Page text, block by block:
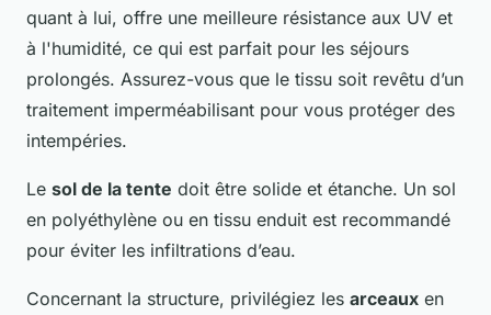
quant à lui, offre une meilleure résistance aux UV et
à l'humidité, ce qui est parfait pour les séjours
prolongés. Assurez-vous que le tissu soit revêtu d’un
traitement imperméabilisant pour vous protéger des
intempéries.
Le sol de la tente doit être solide et étanche. Un sol
en polyéthylène ou en tissu enduit est recommandé
pour éviter les infiltrations d’eau.
Concernant la structure, privilégiez les arceaux en